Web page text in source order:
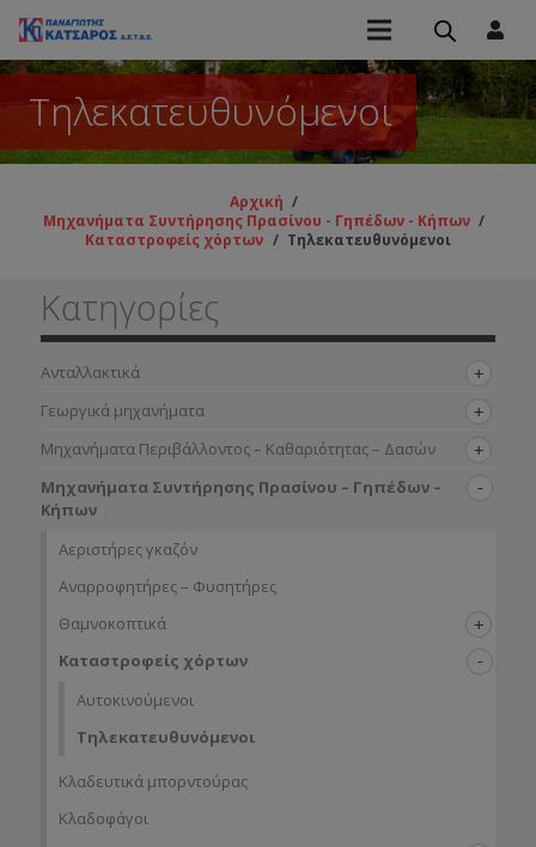
Τηλεκατευθυνόμενοι
Αρχική /
Μηχανήματα Συντήρησης Πρασίνου - Γηπέδων - Κήπων /
Καταστροφείς χόρτων / Τηλεκατευθυνόμενοι
Κατηγορίες
Ανταλλακτικά
Γεωργικά μηχανήματα
Μηχανήματα Περιβάλλοντος – Καθαριότητας – Δασών
Μηχανήματα Συντήρησης Πρασίνου – Γηπέδων –
Κήπων
Αεριστήρες γκαζόν
Αναρροφητήρες – Φυσητήρες
Θαμνοκοπτικά
Καταστροφείς χόρτων
Αυτοκινούμενοι
Τηλεκατευθυνόμενοι
Κλαδευτικά μπορντούρας
Κλαδοφάγοι